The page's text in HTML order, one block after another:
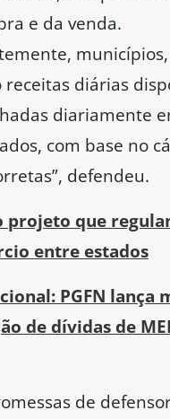
e da venda.
diárias
diariamente
com base no
defendeu.
projeto que
entre estados
PGFN lança
de dívidas de
de